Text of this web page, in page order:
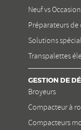
Neuf vs Occasion
Préparateurs
Solutions
Transpalettes
GESTION DE
Broyeurs
Compacteur à
Compacteurs